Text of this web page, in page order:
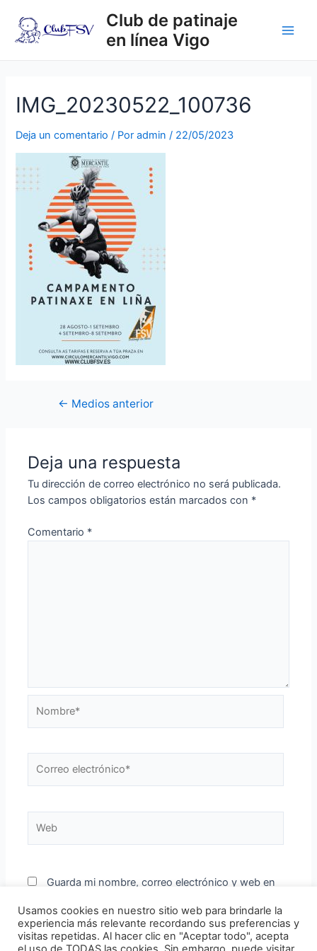
contenido
Club de patinaje
en línea Vigo
IMG_20230522_100736
Deja un comentario / Poradmin/ 22/05/2023
Navegación
← Medios anterior
Deja una respuesta
Tu dirección de correo electrónico no será publicada.
Los campos obligatorios están marcados con *
Comentario *
electrónico*
Guarda mi nombre, correo electrónico y web en
Usamos cookies en nuestro sitio web para brindarle la
experiencia más relevante recordando sus preferencias y
visitas repetidas. Al hacer clic en "Aceptar todo", acepta